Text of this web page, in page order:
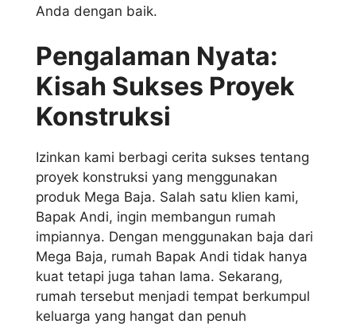
Anda dengan baik.
Pengalaman Nyata:
Kisah Sukses Proyek
Konstruksi
Izinkan kami berbagi cerita sukses tentang
proyek konstruksi yang menggunakan
produk Mega Baja. Salah satu klien kami,
Bapak Andi, ingin membangun rumah
impiannya. Dengan menggunakan baja dari
Mega Baja, rumah Bapak Andi tidak hanya
kuat tetapi juga tahan lama. Sekarang,
rumah tersebut menjadi tempat berkumpul
keluarga yang hangat dan penuh